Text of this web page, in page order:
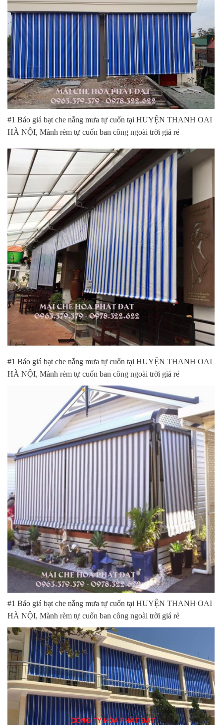
#1 Báo giá bạt che nắng mưa tự cuốn tại HUYỆN THANH OAI
HÀ NỘI, Mành rèm tự cuốn ban công ngoài trời giá rẻ
#1 Báo giá bạt che nắng mưa tự cuốn tại HUYỆN THANH OAI
HÀ NỘI, Mành rèm tự cuốn ban công ngoài trời giá rẻ
#1 Báo giá bạt che nắng mưa tự cuốn tại HUYỆN THANH OAI
HÀ NỘI, Mành rèm tự cuốn ban công ngoài trời giá rẻ